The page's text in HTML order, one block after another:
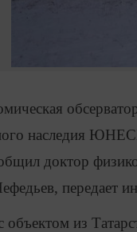
наследия
доктор
передает
объектом из